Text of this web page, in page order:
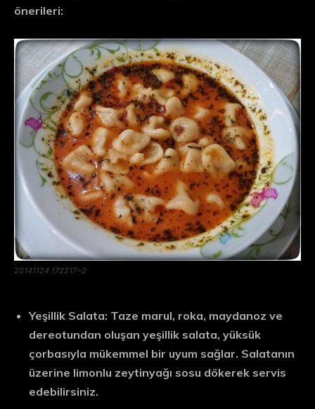
önerileri:
20141124 172217~2
Yeşillik Salata: Taze marul, roka, maydanoz ve
dereotundan oluşan yeşillik salata, yüksük
çorbasıyla mükemmel bir uyum sağlar. Salatanın
üzerine limonlu zeytinyağı sosu dökerek servis
edebilirsiniz.